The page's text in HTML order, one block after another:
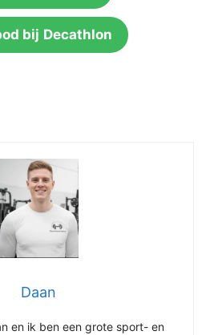
bij Decathlon
Daan
en ik ben een grote sport- en